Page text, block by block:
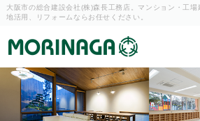
大阪市の総合建設会社(株)森長工務店。マンション・工場
地活用、リフォームならお任せください。